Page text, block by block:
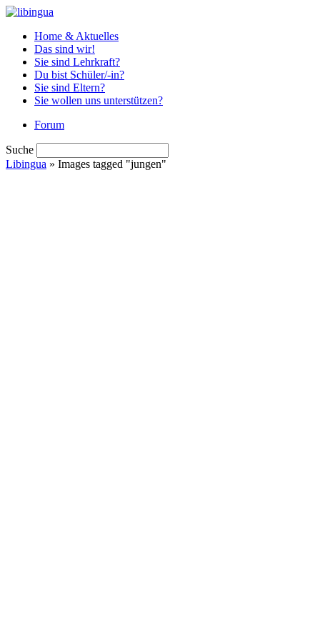
Home & Aktuelles
Das sind wir!
Sie sind Lehrkraft?
Du bist Schüler/-in?
Sie sind Eltern?
Sie wollen uns unterstützen?
Forum
Suche
Libingua » Images tagged "jungen"